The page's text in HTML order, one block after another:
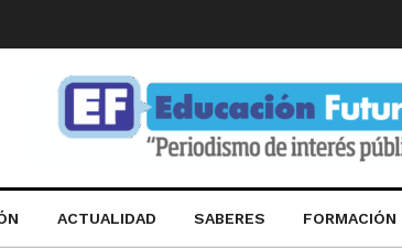
ACTUALIDAD SABERES FORMACIÓN